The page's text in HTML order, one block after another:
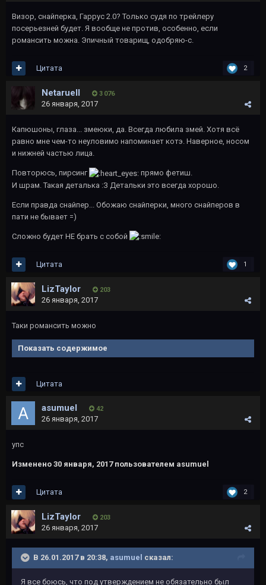
Визор, снайперка, Гаррус 2.0? Только судя по трейлеру
посерьезней будет. Я вообще не против, особенно, если
романсить можна. Эпичный товарищ, одобряю-с.
2
Цитата
Netaruell 3 076
26 января, 2017
Капюшоны, глаза... змеюки, да. Всегда любила змей. Хотя всё
равно мне чем-то неуловимо напоминает котэ. Наверное, носом
и нижней частью лица.
Повторюсь, пирсинг
прямо фетиш.
И шрам. Такая деталька :З Детальки это всегда хорошо.
Если правда снайпер... Обожаю снайперки, много снайперов в
пати не бывает =)
Сложно будет НЕ брать с собой
1
Цитата
LizTaylor 203
26 января, 2017
Таки романсить можно
Показать содержимое
Цитата
asumuel 42
26 января, 2017
упс
Изменено 30 января, 2017пользователем asumuel
2
Цитата
LizTaylor 203
26 января, 2017
В 26.01.2017 в 20:38, asumuel сказал:
Я все боюсь, что под утверждением не обязательно был